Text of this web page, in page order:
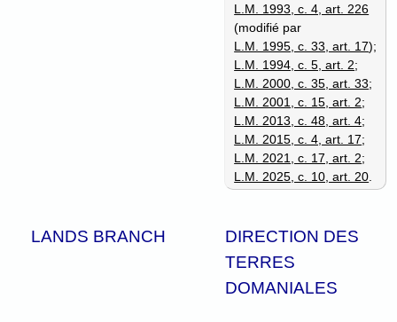
L.M. 1993, c. 4, art. 226
(modifié par
L.M. 1995, c. 33, art. 17);
L.M. 1994, c. 5, art. 2;
L.M. 2000, c. 35, art. 33;
L.M. 2001, c. 15, art. 2;
L.M. 2013, c. 48, art. 4;
L.M. 2015, c. 4, art. 17;
L.M. 2021, c. 17, art. 2;
L.M. 2025, c. 10, art. 20
LANDS BRANCH
DIRECTION DES
TERRES
DOMANIALES